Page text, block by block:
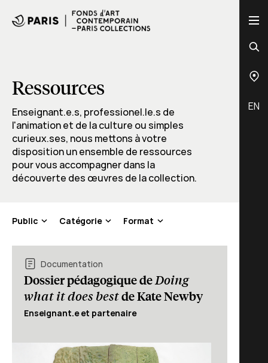
EN
Ressources
Enseignant.e.s, professionel.le.s de
l'animation et de la culture ou simples
curieux.ses, nous mettons à votre
disposition un ensemble de ressources
pour vous accompagner dans la
découverte des œuvres de la collection.
Public Catégorie Format
Documentation
Dossier pédagogique deDoing
what it does bestde Kate Newby
Enseignant.e et partenaire